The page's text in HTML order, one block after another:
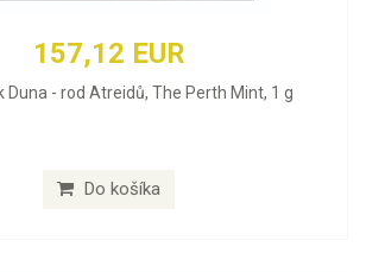
157,12 EUR
Duna - rod Atreidů, The Perth Mint, 1 g
Do košíka